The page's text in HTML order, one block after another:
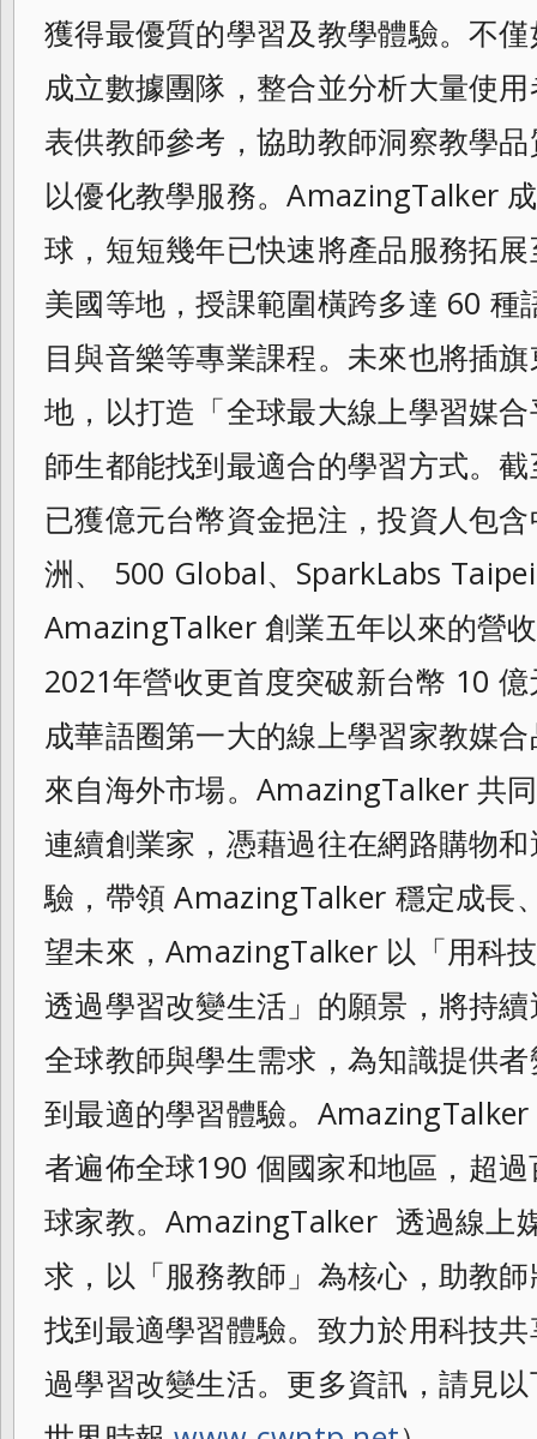
獲得最優質的學習及教學體驗。不
成立數據團隊，整合並分析大量使
表供教師參考，協助教師洞察教學
以優化教學服務。AmazingTalker
球，短短幾年已快速將產品服務拓
美國等地，授課範圍橫跨多達 60 種
目與音樂等專業課程。未來也將插
地，以打造「全球最大線上學習媒
師生都能找到最適合的學習方式。
已獲億元台幣資金挹注，投資人包
洲、 500 Global、SparkLabs
AmazingTalker 創業五年以來的營
2021年營收更首度突破新台幣 10
成華語圈第一大的線上學習家教媒
來自海外市場。AmazingTalker 共
連續創業家，憑藉過往在網路購物
驗，帶領 AmazingTalker 穩定成長
望未來，AmazingTalker 以「用科
透過學習改變生活」的願景，將持
全球教師與學生需求，為知識提供
到最適的學習體驗。
者遍佈全球190 個國家和地區，超
球家教。AmazingTalker 透過線上
求，以「服務教師」為核心，助教
找到最適學習體驗。致力於用科技
過學習改變生活。更多資訊，請見